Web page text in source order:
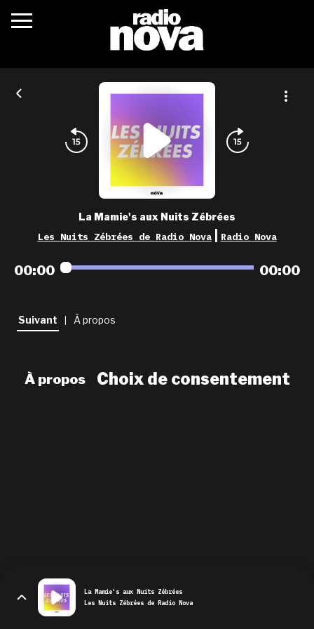
c’était quoi ?
podcasts
nova aime
les grilles
playlists
newsletter
La Mamie's aux Nuits Zébrées
Les Nuits Zébrées de Radio Nova Radio Nova
00:00 00:00
Suivant À propos
À propos Choix de consentement
La Mamie's aux Nuits Zébrées
Les Nuits Zébrées de Radio Nova